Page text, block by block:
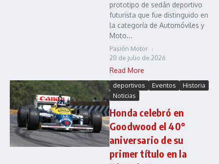
prototipo de sedán deportivo
futurista que fue distinguido en
la categoría de Automóviles y
Moto...
Pasión Motor
20 de julio de 2026
Read More
deportivos Eventos
Historia
Noticias
Honda celebró en
Goodwood el 40°
aniversario de su
primer título en la